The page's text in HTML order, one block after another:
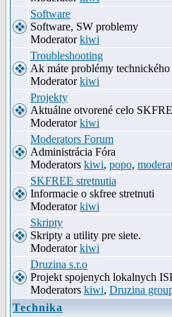
Software
Software, SW problemy
Moderatorkiwi
Troubleshooting
Ak máte problémy
Moderatorkiwi
Projekty
Aktuálne otvorené celo
Moderatorkiwi
Moderators Forum
Administrácia Fóra
Moderators kiwi, popo,
SKFREE stretnutia
Informacie o skfree stretnuti
Moderatorkiwi
Skripty
Skripty a utility pre siete.
Moderatorkiwi
Druzina s.r.o
Projekt spojenych lokalnych
Moderators kiwi, Druzina
Technika